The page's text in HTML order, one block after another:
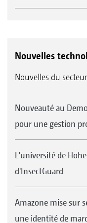
Nouvelles
Nouvelles du
Nouveauté au
pour une gestion
L'université de
d'InsectGuard
Amazone mise sur
une identité de